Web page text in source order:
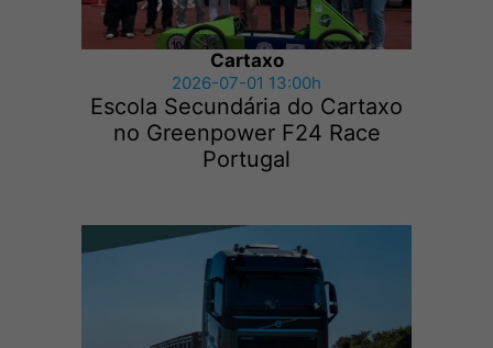
Cartaxo
2026-07-01 13:00h
Escola Secundária do Cartaxo
no Greenpower F24 Race
Portugal